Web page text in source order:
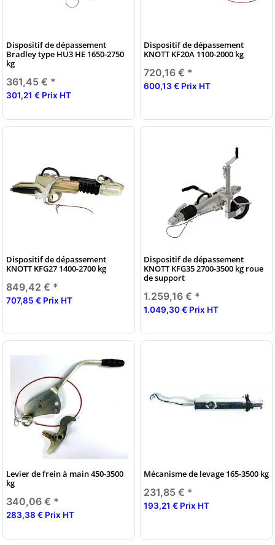
Dispositif de dépassement
Bradley type HU3 HE 1650-2750
kg
361,45 € *
301,21 € Prix HT
Dispositif de dépassement
KNOTT KF20A 1100-2000 kg
720,16 € *
600,13 € Prix HT
Dispositif de dépassement
KNOTT KFG27 1400-2700 kg
849,42 € *
707,85 € Prix HT
Dispositif de dépassement
KNOTT KFG35 2700-3500 kg roue
de support
1.259,16 € *
1.049,30 € Prix HT
Levier de frein à main 450-3500
kg
340,06 € *
283,38 € Prix HT
Mécanisme de levage 165-3500 kg
231,85 € *
193,21 € Prix HT